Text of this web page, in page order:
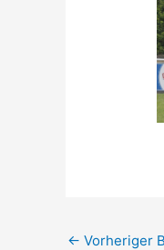
← Vorheriger